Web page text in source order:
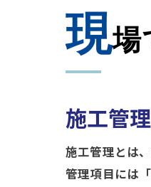
現場
施工管
施工管理とは
管理項目には